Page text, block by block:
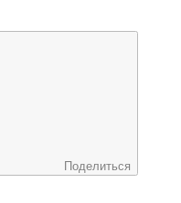
Поделиться